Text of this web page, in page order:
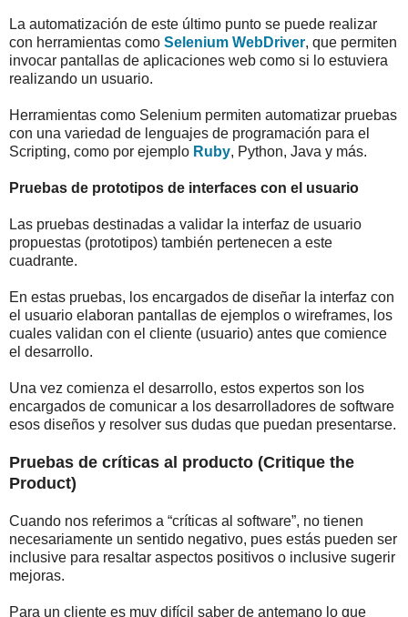
La automatización de este último punto se puede realizar
con herramientas como Selenium WebDriver, que permiten
invocar pantallas de aplicaciones web como si lo estuviera
realizando un usuario.
Herramientas como Selenium permiten automatizar pruebas
con una variedad de lenguajes de programación para el
Scripting, como por ejemplo Ruby, Python, Java y más.
Pruebas de prototipos de interfaces con el usuario
Las pruebas destinadas a validar la interfaz de usuario
propuestas (prototipos) también pertenecen a este
cuadrante.
En estas pruebas, los encargados de diseñar la interfaz con
el usuario elaboran pantallas de ejemplos o wireframes, los
cuales validan con el cliente (usuario) antes que comience
el desarrollo.
Una vez comienza el desarrollo, estos expertos son los
encargados de comunicar a los desarrolladores de software
esos diseños y resolver sus dudas que puedan presentarse.
Pruebas de críticas al producto (Critique the
Product)
Cuando nos referimos a “críticas al software”, no tienen
necesariamente un sentido negativo, pues estás pueden ser
inclusive para resaltar aspectos positivos o inclusive sugerir
mejoras.
Para un cliente es muy difícil saber de antemano lo que